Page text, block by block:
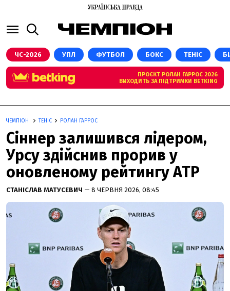
ЧС-2026 УПЛ ФУТБОЛ БОКС ТЕНІС
ПРОЄКТ РОЛАН ГАРРОС 2026
ВИХОДИТЬ ЗА ПІДТРИМКИ BETKING
ЧЕМПІОН ТЕНІС РОЛАН ГАРРОС
Сіннер залишився лідером,
Урсу здійснив прорив у
оновленому рейтингу АТР
СТАНІСЛАВ МАТУСЕВИЧ — 8 ЧЕРВНЯ 2026, 08:45